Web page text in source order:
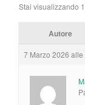
Stai visualizzando
Autore
7 Marzo 2026